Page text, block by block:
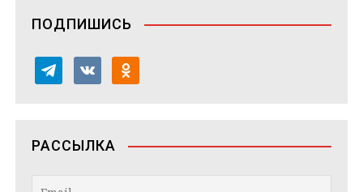
ПОДПИШИСЬ
e
e
v
k
n
d
o
РАССЫЛКА